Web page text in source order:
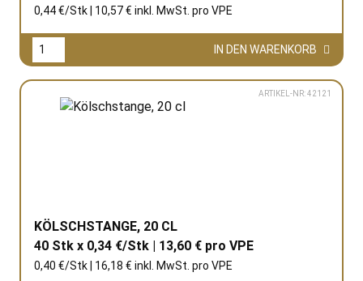
0,44 €/Stk | 10,57 € inkl. MwSt. pro VPE
IN DEN WARENKORB
ARTIKEL-NR: 42121
KÖLSCHSTANGE, 20 CL
40 Stk x 0,34 €/Stk | 13,60 € pro VPE
0,40 €/Stk | 16,18 € inkl. MwSt. pro VPE